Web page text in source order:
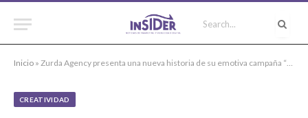
Inicio » Zurda Agency presenta una nueva historia de su emotiva campaña “En el momento de la verdad”
CREATIVIDAD